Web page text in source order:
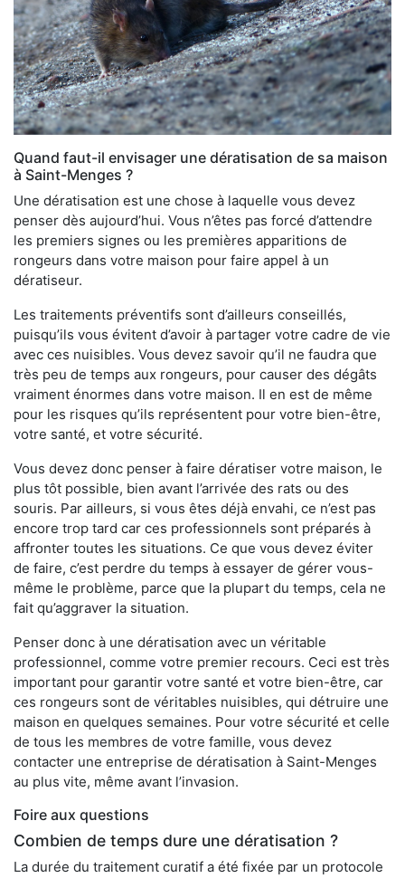
Quand faut-il envisager une dératisation de sa maison
à Saint-Menges ?
Une dératisation est une chose à laquelle vous devez
penser dès aujourd’hui. Vous n’êtes pas forcé d’attendre
les premiers signes ou les premières apparitions de
rongeurs dans votre maison pour faire appel à un
dératiseur.
Les traitements préventifs sont d’ailleurs conseillés,
puisqu’ils vous évitent d’avoir à partager votre cadre de vie
avec ces nuisibles. Vous devez savoir qu’il ne faudra que
très peu de temps aux rongeurs, pour causer des dégâts
vraiment énormes dans votre maison. Il en est de même
pour les risques qu’ils représentent pour votre bien-être,
votre santé, et votre sécurité.
Vous devez donc penser à faire dératiser votre maison, le
plus tôt possible, bien avant l’arrivée des rats ou des
souris. Par ailleurs, si vous êtes déjà envahi, ce n’est pas
encore trop tard car ces professionnels sont préparés à
affronter toutes les situations. Ce que vous devez éviter
de faire, c’est perdre du temps à essayer de gérer vous-
même le problème, parce que la plupart du temps, cela ne
fait qu’aggraver la situation.
Penser donc à une dératisation avec un véritable
professionnel, comme votre premier recours. Ceci est très
important pour garantir votre santé et votre bien-être, car
ces rongeurs sont de véritables nuisibles, qui détruire une
maison en quelques semaines. Pour votre sécurité et celle
de tous les membres de votre famille, vous devez
contacter une entreprise de dératisation à Saint-Menges
au plus vite, même avant l’invasion.
Foire aux questions
Combien de temps dure une dératisation ?
La durée du traitement curatif a été fixée par un protocole